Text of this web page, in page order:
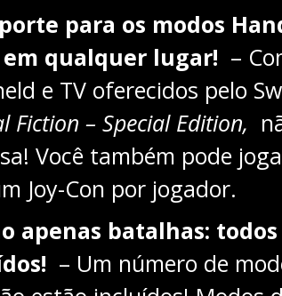
para os modos
qualquer lugar! –
e TV oferecidos pelo
Fiction – Special Edition,
Você também pode
Joy-Con por jogador.
apenas batalhas:
– Um número de